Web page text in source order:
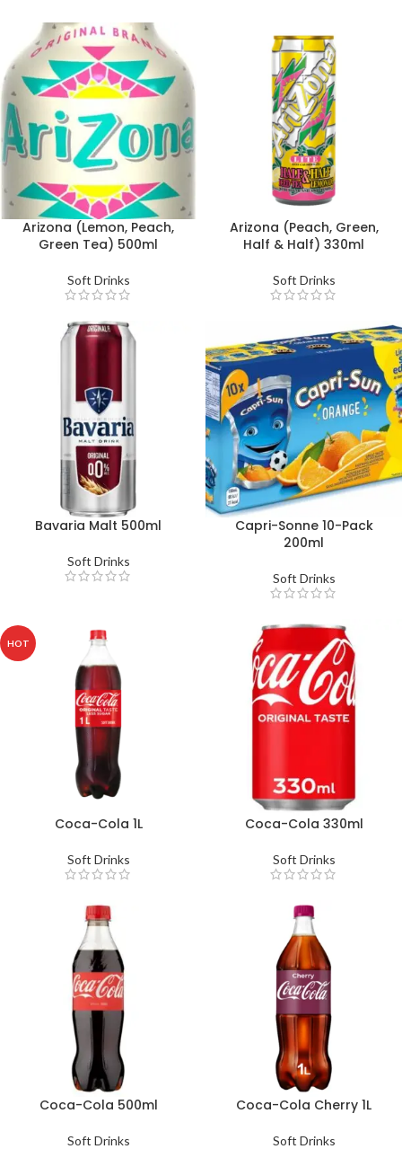
Arizona (Lemon, Peach,
Green Tea) 500ml
Soft Drinks
Arizona (Peach, Green,
Half & Half) 330ml
Soft Drinks
Bavaria Malt 500ml
Soft Drinks
Capri-Sonne 10-Pack
200ml
Soft Drinks
HOT
Coca-Cola 1L
Soft Drinks
Coca-Cola 330ml
Soft Drinks
Coca-Cola 500ml
Soft Drinks
Coca-Cola Cherry 1L
Soft Drinks